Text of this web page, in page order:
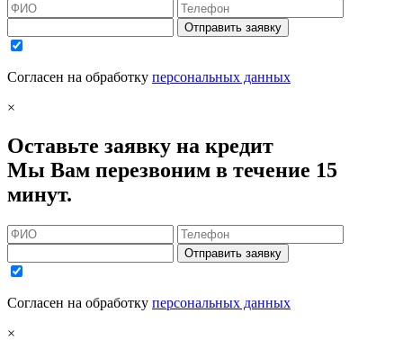
Отправить заявку
Согласен на обработку персональных данных
×
Оставьте заявку на кредит
Мы Вам перезвоним в течение 15
минут.
Отправить заявку
Согласен на обработку персональных данных
×